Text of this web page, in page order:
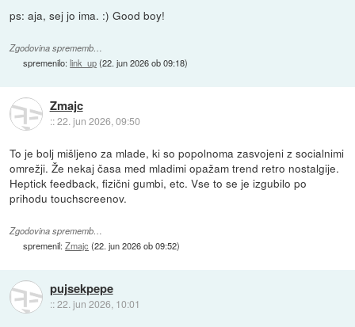
ps: aja, sej jo ima. :) Good boy!
Zgodovina sprememb…
spremenilo:link_up(22. jun 2026 ob 09:18)
Zmajc
::22. jun 2026, 09:50
To je bolj mišljeno za mlade, ki so popolnoma zasvojeni z socialnimi
omrežji. Že nekaj časa med mladimi opažam trend retro nostalgije.
Heptick feedback, fizični gumbi, etc. Vse to se je izgubilo po
prihodu touchscreenov.
Zgodovina sprememb…
spremenil:Zmajc (22. jun 2026 ob 09:52)
pujsekpepe
::22. jun 2026, 10:01